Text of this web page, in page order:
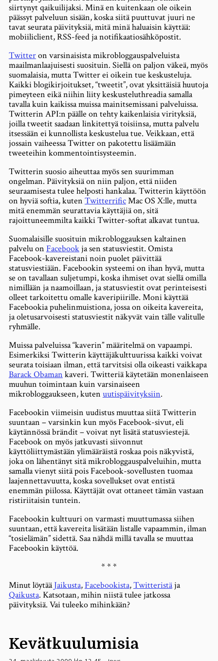
siirtynyt qaikuilijaksi. Minä en kuitenkaan ole oikein
päässyt palveluun sisään, koska siitä puuttuvat juuri ne
tavat seurata päivityksiä, mitä minä haluaisin käyttää:
mobiiliclient, RSS-feed ja notifikaatiosähköpostit.
Twitteron varsinaisista mikrobloggauspalveluista
maailmanlaajuisesti suosituin. Siellä on paljon väkeä, myös
suomalaisia, mutta Twitter ei oikein tue keskusteluja.
Kaikki blogikirjoitukset, “tweetit”, ovat yksittäisiä huutoja
pimeyteen eikä niihin liity keskusteluthreadia samalla
tavalla kuin kaikissa muissa mainitsemissani palveluissa.
Twitterin API:n päälle on tehty kaikenlaisia virityksiä,
joilla tweetit saadaan linkitettyä toisiinsa, mutta palvelu
itsessään ei kunnollista keskustelua tue. Veikkaan, että
jossain vaiheessa Twitter on pakotettu lisäämään
tweeteihin kommentointisysteemin.
Twitterin suosio aiheuttaa myös sen suurimman
ongelman. Päivityksiä on niin paljon, että niiden
seuraamisesta tulee helposti hankalaa. Twitterin käyttöön
on hyviä softia, kuten TwitterrificMac OS X:lle, mutta
mitä enemmän seurattavia käyttäjiä on, sitä
rajoittuneemmilta kaikki Twitter-softat alkavat tuntua.
Suomalaisille suosituin mikrobloggauksen kaltainen
palvelu on Facebookja sen statusviestit. Omista
Facebook-kavereistani noin puolet päivittää
statusviestiään. Facebookin systeemi on ihan hyvä, mutta
se on tavallaan suljetumpi, koska ihmiset ovat siellä omilla
nimillään ja naamoillaan, ja statusviestit ovat perinteisesti
olleet tarkoitettu omalle kaveripiirille. Moni käyttää
Facebookia puhelinmuistiona, jossa on oikeita kavereita,
ja oletusarvoisesti statusviestit näkyvät vain tälle valitulle
ryhmälle.
Muissa palveluissa “kaverin” määritelmä on vapaampi.
Esimerkiksi Twitterin käyttäjäkulttuurissa kaikki voivat
seurata toisiaan ilman, että tarvitsisi olla oikeasti vaikkapa
Barack Obaman kaveri. Twitteriä käytetään monenlaiseen
muuhun toimintaan kuin varsinaiseen
mikrobloggaukseen, kuten uutispäivityksiin.
Facebookin viimeisin uudistus muuttaa siitä Twitterin
suuntaan – varsinkin kun myös Facebook-sivut, eli
käytännössä brändit – voivat nyt lisätä statusviestejä.
Facebook on myös jatkuvasti siivonnut
käyttöliittymästään ylimääräistä roskaa pois näkyvistä,
joka on lähentänyt sitä mikrobloggauspalveluihin, mutta
samalla vienyt siitä pois Facebook-sovellusten tuomaa
laajennettavuutta, koska sovellukset ovat entistä
enemmän piilossa. Käyttäjät ovat ottaneet tämän vastaan
ristiriitaisin tuntein.
Facebookin kulttuuri on varmasti muuttumassa siihen
suuntaan, että kavereita lisätään listalle vapaammin, ilman
“tosielämän” sidettä. Saa nähdä millä tavalla se muuttaa
Facebookin käyttöä.
* * *
Minut löytääJaikusta,Facebookista,Twitteristäja
Qaikusta. Katsotaan, mihin niistä tulee jatkossa
päivityksiä. Vai tuleeko mihinkään?
Kevätkuulumisia